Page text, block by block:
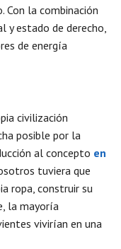
Con la combinación
y estado de derecho,
de energía
civilización
posible por la
al concepto en
tuviera que
ropa, construir su
la mayoría
vivirían en una